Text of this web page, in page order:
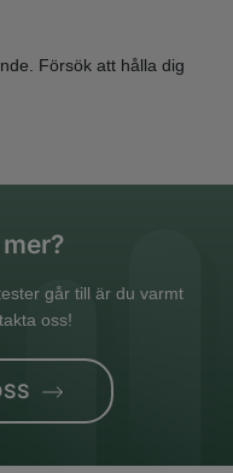
Försök att hålla dig
går till är du varmt
oss!